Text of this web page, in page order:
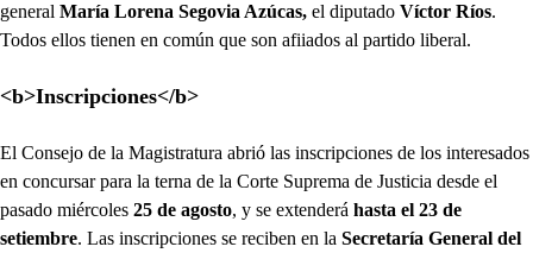
general María Lorena Segovia Azúcas, el diputado Víctor Ríos.
Todos ellos tienen en común que son afiiados al partido liberal.
<b>Inscripciones</b>
El Consejo de la Magistratura abrió las inscripciones de los interesados
en concursar para la terna de la Corte Suprema de Justicia desde el
pasado miércoles 25 de agosto, y se extenderá hasta el 23 de
setiembre. Las inscripciones se reciben en la Secretaría General del